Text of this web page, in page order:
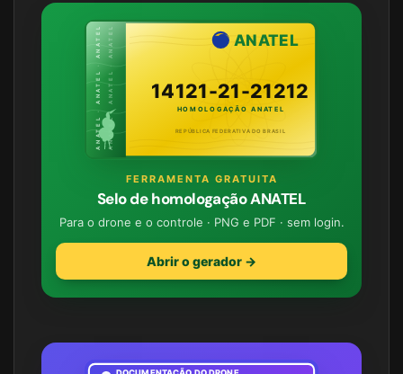
ANATEL · ANATEL · ANATELANATEL · ANATEL · ANATEL ANATEL
14121-21-21212
HOMOLOGAÇÃO ANATEL
REPÚBLICA FEDERATIVA DO BRASIL
FERRAMENTA GRATUITA
Selo de homologação ANATEL
Para o drone e o controle · PNG e PDF · sem login.
Abrir o gerador →